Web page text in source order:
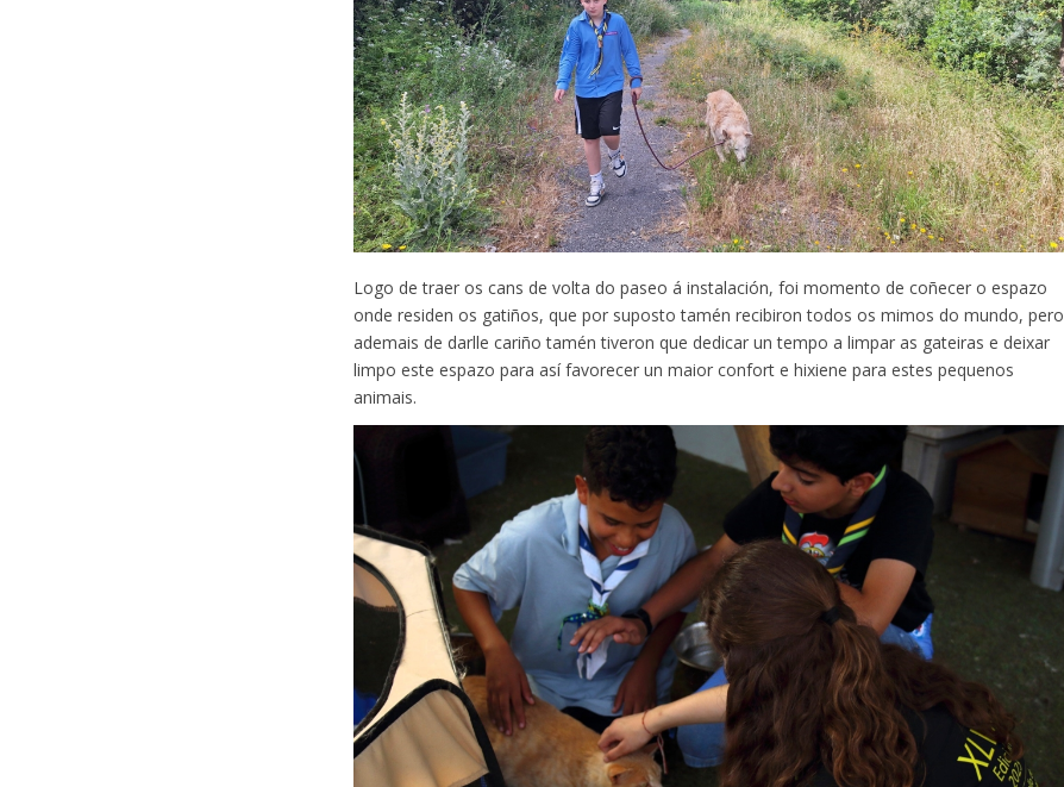
Logo de traer os cans de volta do paseo á instalación, foi momento de coñecer o espazo
onde residen os gatiños, que por suposto tamén recibiron todos os mimos do mundo, pero
ademais de darlle cariño tamén tiveron que dedicar un tempo a limpar as gateiras e deixar
limpo este espazo para así favorecer un maior confort e hixiene para estes pequenos
animais.